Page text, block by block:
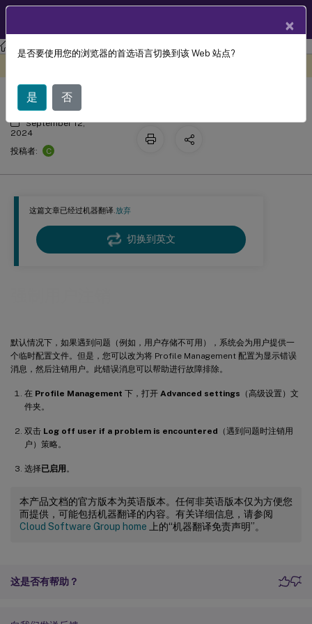
Profile Management Profile Management 2402 LTSR
这篇文章已经过机器翻译.放弃
切换到英文
默认情况下，如果遇到问题（例如，用户存储不可用），系统会为用户提供一
个临时配置文件。但是，您可以改为将 Profile Management 配置为显示错误
消息，然后注销用户。此错误消息可以帮助进行故障排除。
在 Profile Management 下，打开 Advanced settings （高级设置）文
件夹。
双击 Log off user if a problem is encountered （遇到问题时注销用
户）策略。
选择已启用 。
本产品文档的官方版本为英语版本。任何非英语版本仅为方便您
而提供，可能包括机器翻译的内容。有关详细信息，请参阅
Cloud Software Group home 上的“机器翻译免责声明”。
这是否有帮助？
强制用户注销
September 12,
2024
投稿者:
C
×
是否要使用您的浏览器的首选语言切换到该 Web 站点?
是 否